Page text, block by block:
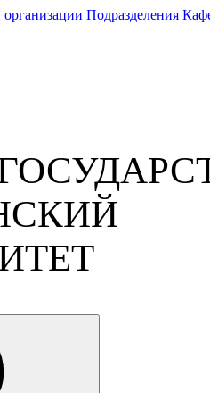
организации Подразделения